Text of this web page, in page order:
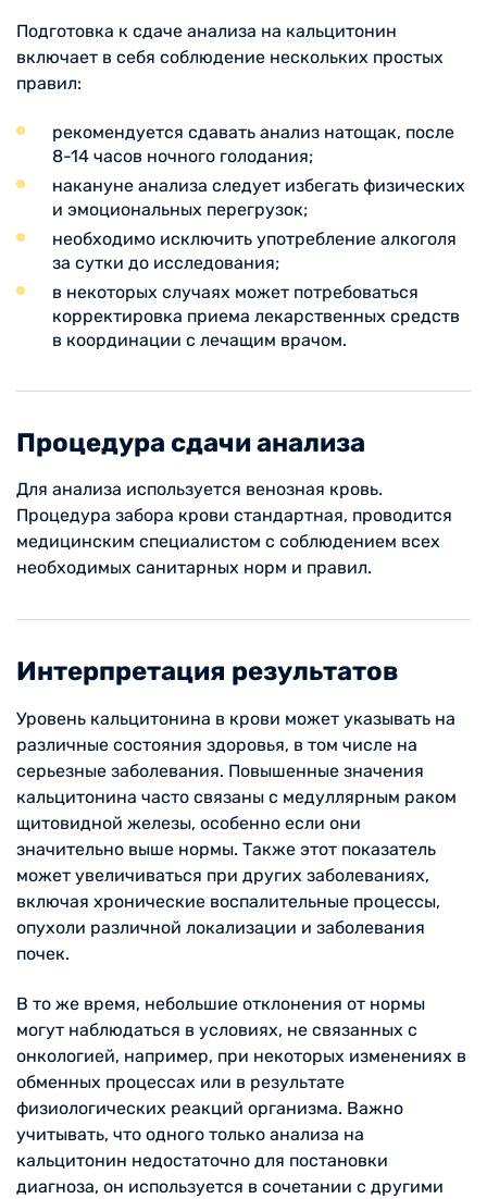
Подготовка к сдаче анализа на кальцитонин
включает в себя соблюдение нескольких простых
правил:
рекомендуется сдавать анализ натощак, после
8-14 часов ночного голодания;
накануне анализа следует избегать физических
и эмоциональных перегрузок;
необходимо исключить употребление алкоголя
за сутки до исследования;
в некоторых случаях может потребоваться
корректировка приема лекарственных средств
в координации с лечащим врачом.
Процедура сдачи анализа
Для анализа используется венозная кровь.
Процедура забора крови стандартная, проводится
медицинским специалистом с соблюдением всех
необходимых санитарных норм и правил.
Интерпретация результатов
Уровень кальцитонина в крови может указывать на
различные состояния здоровья, в том числе на
серьезные заболевания. Повышенные значения
кальцитонина часто связаны с медуллярным раком
щитовидной железы, особенно если они
значительно выше нормы. Также этот показатель
может увеличиваться при других заболеваниях,
включая хронические воспалительные процессы,
опухоли различной локализации и заболевания
почек.
В то же время, небольшие отклонения от нормы
могут наблюдаться в условиях, не связанных с
онкологией, например, при некоторых изменениях в
обменных процессах или в результате
физиологических реакций организма. Важно
учитывать, что одного только анализа на
кальцитонин недостаточно для постановки
диагноза, он используется в сочетании с другими